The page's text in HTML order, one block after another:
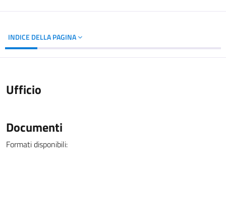
INDICE DELLA PAGINA
Ufficio
Documenti
Formati disponibili: